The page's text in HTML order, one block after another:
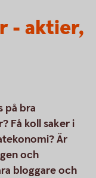
- aktier,
på bra
Få koll saker i
Är
och
bloggare och